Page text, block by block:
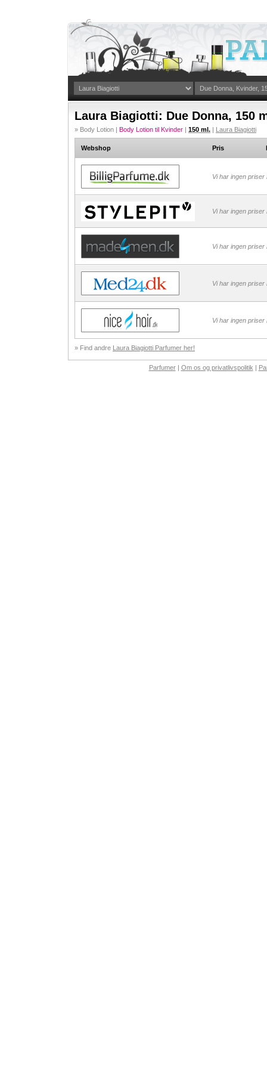
Laura Biagiotti: Due Donna, 150
» Body Lotion | Body Lotion til Kvinder | 150 ml. | Laura Biagiotti
Webshop Pris
Vi har ingen
Vi har ingen
Vi har ingen
Vi har ingen
Vi har ingen
» Find andre Laura Biagiotti Parfumer her!
Parfumer| Om os og privatlivspolitik |